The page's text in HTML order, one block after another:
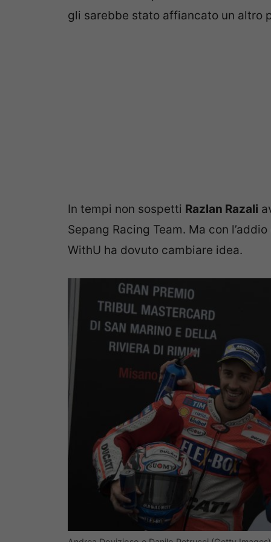
gli sarebbe stato affiancato un altro
In tempi non sospetti Razlan Razali
Sepang Racing Team. Ma con
WithU ha dovuto cambiare idea.